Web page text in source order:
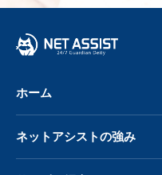
ホーム
ネットアシストの強み